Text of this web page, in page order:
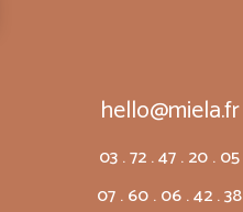
hello@miela.fr
03 . 72 . 47 . 20 . 05
07 . 60 . 06 . 42 . 38